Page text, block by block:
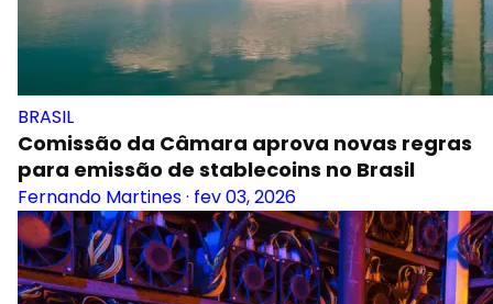
BRASIL
Comissão da Câmara aprova novas regras
para emissão de stablecoins no Brasil
Fernando Martines· fev 03, 2026